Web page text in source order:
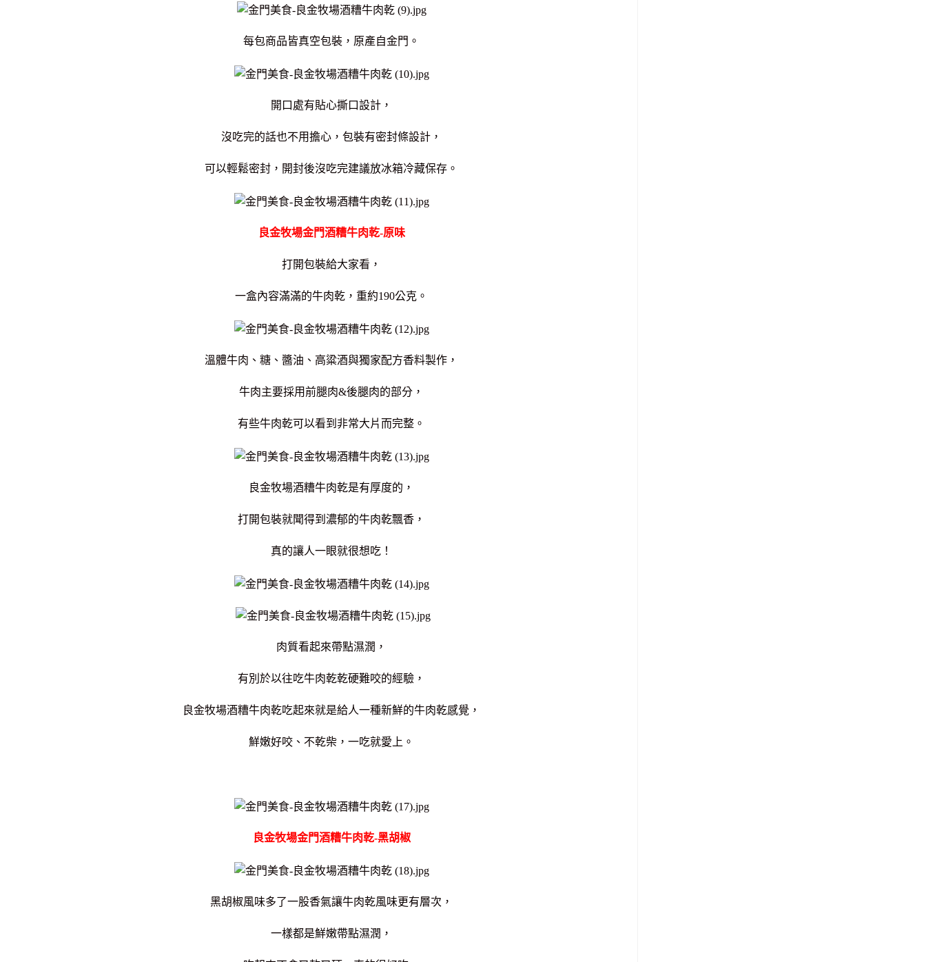
每包商品皆真空包裝， 原產自金門。
開口處有貼心撕口設計，
沒吃完的話也不用擔心，包裝有密封條設計，
可以輕鬆密封，開封後沒吃完建議放冰箱冷藏保存。
良金牧場金門酒糟牛肉乾-原味
打開包裝給大家看，
一盒內容滿滿的牛肉乾，重約190公克。
溫體牛肉、糖、醬油、高粱酒與獨家配方香料製作，
牛肉主要採用前腿肉&後腿肉的部分，
有些牛肉乾可以看到非常大片而完整。
良金牧場酒糟牛肉乾是有厚度的，
打開包裝就聞得到濃郁的牛肉乾飄香，
真的讓人一眼就很想吃！
肉質看起來帶點濕潤，
有別於以往吃牛肉乾乾硬難咬的經驗，
良金牧場酒糟牛肉乾吃起來就是給人一種新鮮的牛肉乾感覺，
鮮嫩好咬、不乾柴，一吃就愛上。
良金牧場金門酒糟牛肉乾-黑胡椒
黑胡椒風味多了一股香氣讓牛肉乾風味更有層次，
一樣都是鮮嫩帶點濕潤，